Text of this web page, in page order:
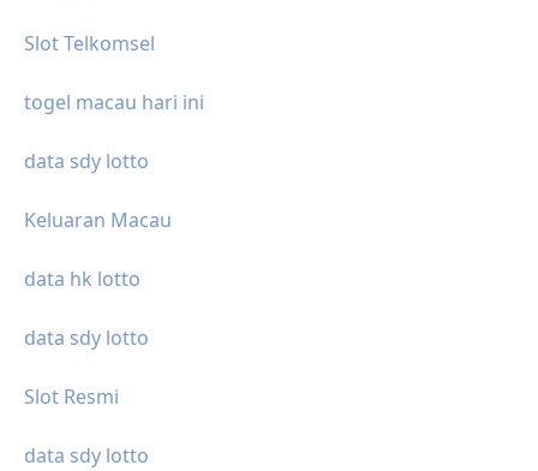
Slot Telkomsel
togel macau hari ini
data sdy lotto
Keluaran Macau
data hk lotto
data sdy lotto
Slot Resmi
data sdy lotto